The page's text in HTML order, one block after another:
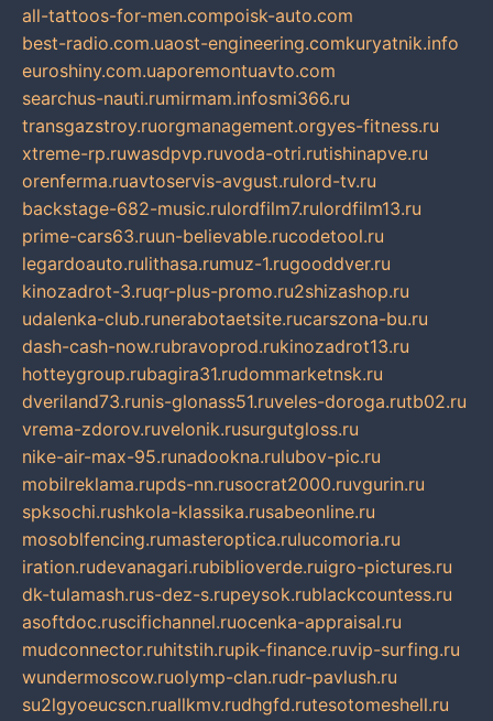
all-tattoos-for-men.compoisk-auto.com
best-radio.com.uaost-engineering.comkuryatnik.info
euroshiny.com.uaporemontuavto.com
searchus-nauti.rumirmam.infosmi366.ru
transgazstroy.ruorgmanagement.orgyes-fitness.ru
xtreme-rp.ruwasdpvp.ruvoda-otri.rutishinapve.ru
orenferma.ruavtoservis-avgust.rulord-tv.ru
backstage-682-music.rulordfilm7.rulordfilm13.ru
prime-cars63.ruun-believable.rucodetool.ru
legardoauto.rulithasa.rumuz-1.rugooddver.ru
kinozadrot-3.ruqr-plus-promo.ru2shizashop.ru
udalenka-club.runerabotaetsite.rucarszona-bu.ru
dash-cash-now.rubravoprod.rukinozadrot13.ru
hotteygroup.rubagira31.rudommarketnsk.ru
dveriland73.runis-glonass51.ruveles-doroga.rutb02.ru
vrema-zdorov.ruvelonik.rusurgutgloss.ru
nike-air-max-95.runadookna.rulubov-pic.ru
mobilreklama.rupds-nn.rusocrat2000.ruvgurin.ru
spksochi.rushkola-klassika.rusabeonline.ru
mosoblfencing.rumasteroptica.rulucomoria.ru
iration.rudevanagari.rubiblioverde.ruigro-pictures.ru
dk-tulamash.rus-dez-s.rupeysok.rublackcountess.ru
asoftdoc.ruscifichannel.ruocenka-appraisal.ru
mudconnector.ruhitstih.rupik-finance.ruvip-surfing.ru
wundermoscow.ruolymp-clan.rudr-pavlush.ru
su2lgyoeucscn.ruallkmv.rudhgfd.rutesotomeshell.ru